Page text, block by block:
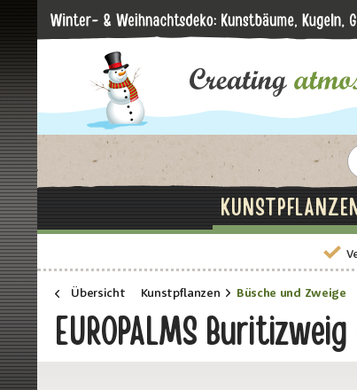
Übersicht Kunstpflanzen Büsche und Zweige
EUROPALMS